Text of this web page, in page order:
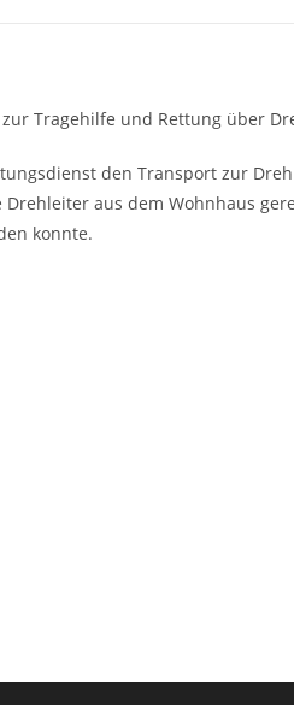
Tragehilfe und Rettung über
den Transport zur
aus dem Wohnhaus
konnte.